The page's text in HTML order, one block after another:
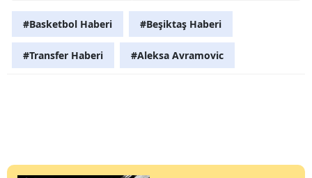
#Basketbol Haberi #Beşiktaş Haberi
#Transfer Haberi #Aleksa Avramovic